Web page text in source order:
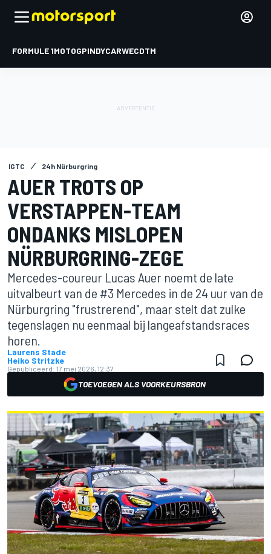
FORMULE 1MOTOGPINDYCARWECDTM
IGTC 24h Nürburgring
AUER TROTS OP
VERSTAPPEN-TEAM
ONDANKS MISLOPEN
NÜRBURGRING-ZEGE
Mercedes-coureur Lucas Auer noemt de late
uitvalbeurt van de #3 Mercedes in de 24 uur van de
Nürburgring "frustrerend", maar stelt dat zulke
tegenslagen nu eenmaal bij langeafstandsraces
horen.
Laurens Stade
Heiko Stritzke
Gepubliceerd: 17 mei 2026, 12:37
TOEVOEGEN ALS VOORKEURSBRON